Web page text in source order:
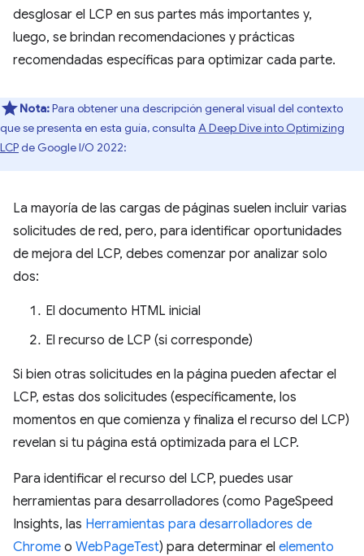
desglosar el LCP en sus partes más importantes y,
luego, se brindan recomendaciones y prácticas
recomendadas específicas para optimizar cada parte.
Nota:Para obtener una descripción general visual del contexto
que se presenta en esta guía, consulta A Deep Dive into Optimizing
LCPde Google I/O 2022:
La mayoría de las cargas de páginas suelen incluir varias
solicitudes de red, pero, para identificar oportunidades
de mejora del LCP, debes comenzar por analizar solo
dos:
El documento HTML inicial
El recurso de LCP (si corresponde)
Si bien otras solicitudes en la página pueden afectar el
LCP, estas dos solicitudes (específicamente, los
momentos en que comienza y finaliza el recurso del LCP)
revelan si tu página está optimizada para el LCP.
Para identificar el recurso del LCP, puedes usar
herramientas para desarrolladores (como PageSpeed
Insights, las Herramientas para desarrolladores de
Chrome o WebPageTest) para determinar el elemento